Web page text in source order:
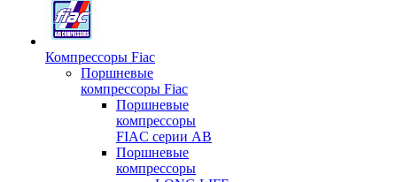
Компрессоры Fiac
Поршневые
компрессоры Fiac
Поршневые
компрессоры
FIAC серии AB
Поршневые
компрессоры